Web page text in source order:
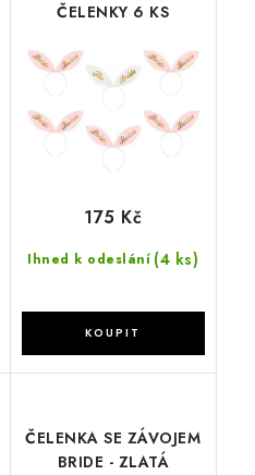
ČELENKY 6 KS
Ihned k odeslání (4 ks)
175 Kč
ČELENKA SE ZÁVOJEM
BRIDE - ZLATÁ